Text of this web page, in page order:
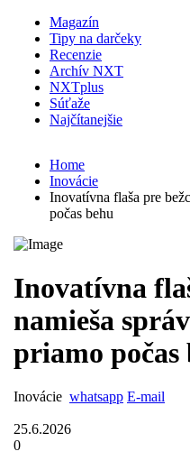
Magazín
Tipy na darčeky
Recenzie
Archív NXT
NXTplus
Súťaže
Najčítanejšie
Home
Inovácie
Inovatívna flaša pre
počas behu
Inovatívna
namieša
priamo počas
Inovácie whatsapp E-mail
25.6.2026
0